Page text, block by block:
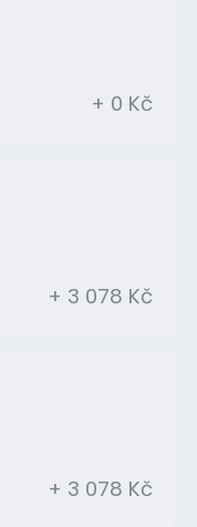
+ 0 Kč
+ 3 078 Kč
+ 3 078 Kč